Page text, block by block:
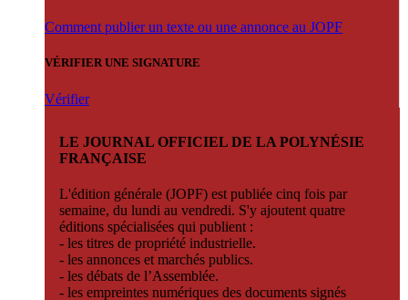
Comment publier un texte ou une annonce au JOPF
VÉRIFIER UNE SIGNATURE
Vérifier
LE JOURNAL OFFICIEL DE LA POLYNÉSIE
FRANÇAISE
L'édition générale (JOPF) est publiée cinq fois par
semaine, du lundi au vendredi. S'y ajoutent quatre
éditions spécialisées qui publient :
- les titres de propriété industrielle.
- les annonces et marchés publics.
- les débats de l’Assemblée.
- les empreintes numériques des documents signés